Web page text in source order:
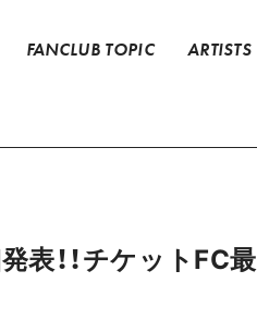
FANCLUB TOPIC ARTISTS
！！チケットFC最